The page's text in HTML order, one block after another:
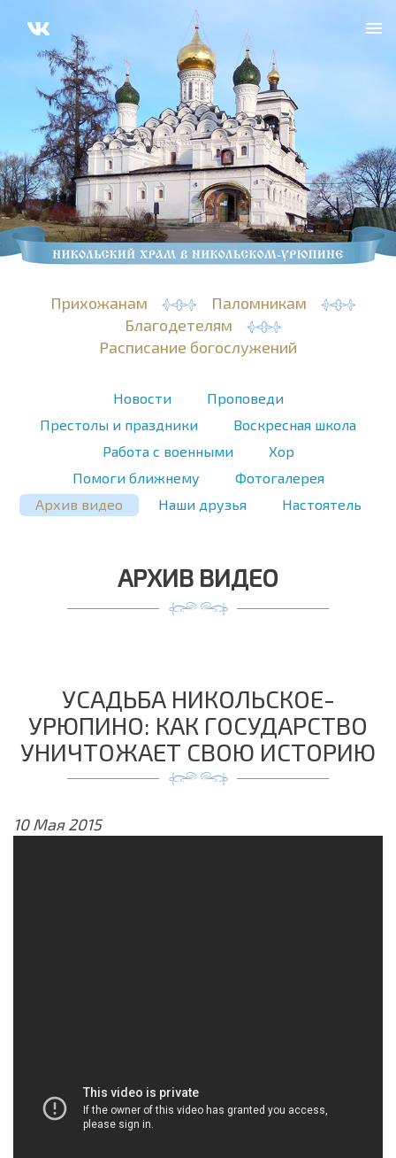
Прихожанам
Паломникам
Благодетелям
Расписание богослужений
Новости
Проповеди
Престолы и праздники
Воскресная школа
Работа с военными
Хор
Помоги ближнему
Фотогалерея
Архив видео
Наши друзья Настоятель
АРХИВ ВИДЕО
УСАДЬБА НИКОЛЬСКОЕ-
УРЮПИНО: КАК ГОСУДАРСТВО
УНИЧТОЖАЕТ СВОЮ ИСТОРИЮ
10 Мая 2015